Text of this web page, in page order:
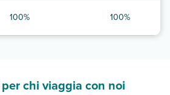
100% 100%
chi viaggia con noi